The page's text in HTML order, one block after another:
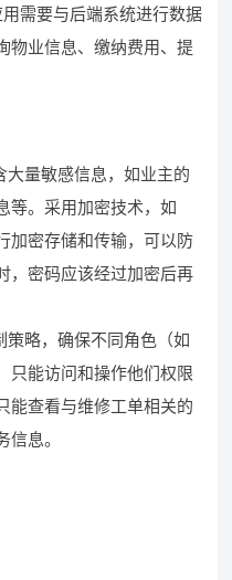
需要与后端系统进行数据
物业信息、缴纳费用、提
大量敏感信息，如业主的
等。采用加密技术，如
加密存储和传输，可以防
，密码应该经过加密后再
策略，确保不同角色（如
只能访问和操作他们权限
能查看与维修工单相关的
息。